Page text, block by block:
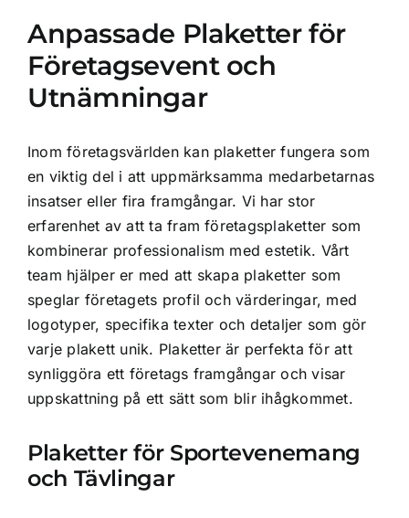
Anpassade Plaketter för
Företagsevent och
Utnämningar
Inom företagsvärlden kan plaketter fungera som
en viktig del i att uppmärksamma medarbetarnas
insatser eller fira framgångar. Vi har stor
erfarenhet av att ta fram företagsplaketter som
kombinerar professionalism med estetik. Vårt
team hjälper er med att skapa plaketter som
speglar företagets profil och värderingar, med
logotyper, specifika texter och detaljer som gör
varje plakett unik. Plaketter är perfekta för att
synliggöra ett företags framgångar och visar
uppskattning på ett sätt som blir ihågkommet.
Plaketter för Sportevenemang
och Tävlingar